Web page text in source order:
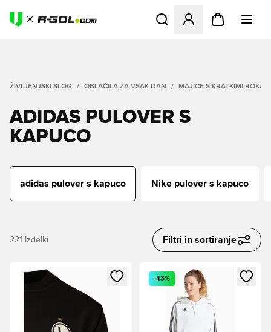
Odpre Modal za prijavo ali
ŽIVLJENJSKI SLOG OBLAČILA ZA VSAK DAN MAJICE S KRATKIMI ROKAVI
ADIDAS PULOVER S
KAPUCO
adidas pulover s kapuco Nike pulover s kapuco
221 Izdelki Filtri in sortiranje
Odpre Modal za prijavo ali vpis kot članOdpre Modal za prijavo ali
-43%